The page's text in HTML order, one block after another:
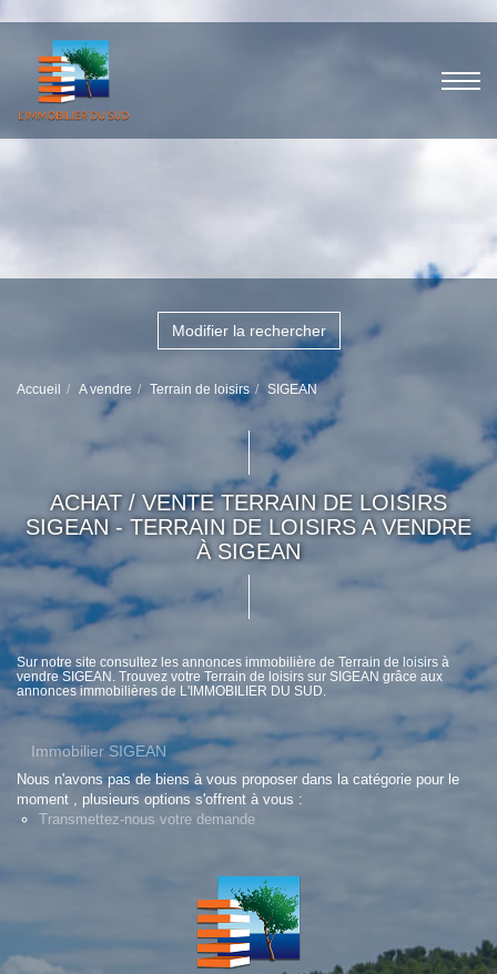
Modifier la rechercher
Accueil A vendre Terrain de loisirs SIGEAN
ACHAT / VENTE TERRAIN DE LOISIRS
SIGEAN - TERRAIN DE LOISIRS A VENDRE
À SIGEAN
Sur notre site consultez les annonces immobilière de Terrain de loisirs à
vendre SIGEAN. Trouvez votre Terrain de loisirs sur SIGEAN grâce aux
annonces immobilières de L'IMMOBILIER DU SUD.
Immobilier SIGEAN
Nous n'avons pas de biens à vous proposer dans la catégorie pour le
moment , plusieurs options s'offrent à vous :
Transmettez-nous votre demande